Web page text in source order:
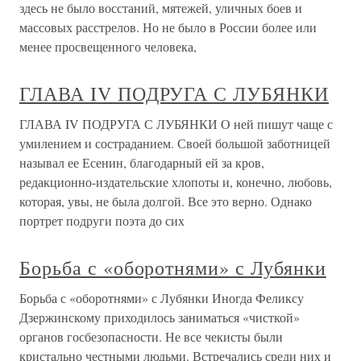
здесь не было восстаний, мятежей, уличных боев и
массовых расстрелов. Но не было в России более или
менее просвещенного человека,
ГЛАВА IV ПОДРУГА С ЛУБЯНКИ
ГЛАВА IV ПОДРУГА С ЛУБЯНКИ О ней пишут чаще с
умилением и состраданием. Своей большой заботницей
называл ее Есенин, благодарный ей за кров,
редакционно-издательские хлопоты и, конечно, любовь,
которая, увы, не была долгой. Все это верно. Однако
портрет подруги поэта до сих
Борьба с «оборотнями» с Лубянки
Борьба с «оборотнями» с Лубянки Иногда Феликсу
Дзержинскому приходилось заниматься «чисткой»
органов госбезопасности. Не все чекисты были
кристально честными людьми. Встречались среди них и